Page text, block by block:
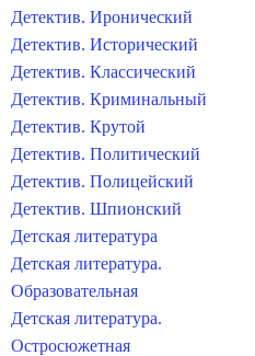
Детектив. Иронический
Детектив. Исторический
Детектив. Классический
Детектив. Криминальный
Детектив. Крутой
Детектив. Политический
Детектив. Полицейский
Детектив. Шпионский
Детская литература
Детская литература.
Образовательная
Детская литература.
Остросюжетная